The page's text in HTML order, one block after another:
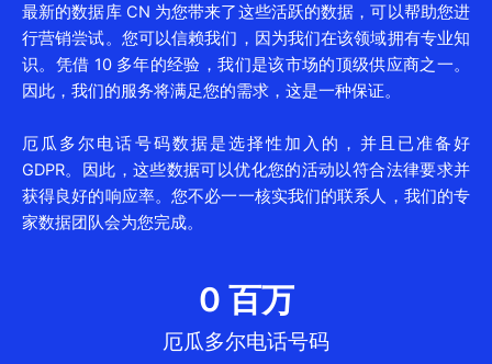
最新的数据库 CN 为您带来了这些活跃的数据，可以帮助您进
行营销尝试。您可以信赖我们，因为我们在该领域拥有专业知
识。凭借 10 多年的经验，我们是该市场的顶级供应商之一。
因此，我们的服务将满足您的需求，这是一种保证。
厄瓜多尔电话号码数据是选择性加入的，并且已准备好
GDPR。因此，这些数据可以优化您的活动以符合法律要求并
获得良好的响应率。您不必一一核实我们的联系人，我们的专
家数据团队会为您完成。
厄瓜多尔电话号码
0 百万